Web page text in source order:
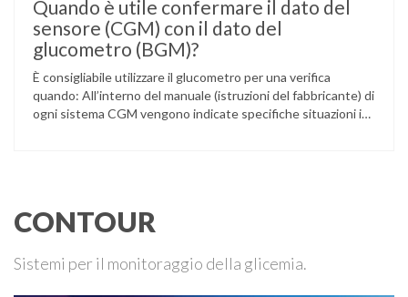
Quando è utile confermare il dato del
sensore (CGM) con il dato del
glucometro (BGM)?
È consigliabile utilizzare il glucometro per una verifica
quando: All’interno del manuale (istruzioni del fabbricante) di
ogni sistema CGM vengono indicate specifiche situazioni in
CONTOUR
Sistemi per il monitoraggio della glicemia.